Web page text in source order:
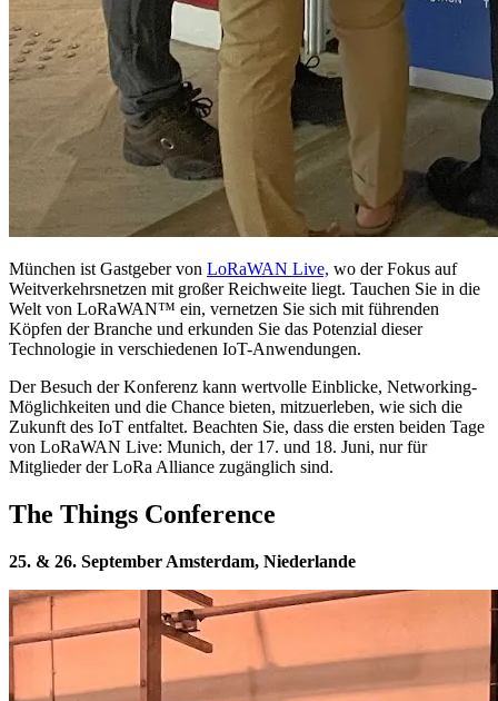
München ist Gastgeber von LoRaWAN Live, wo der Fokus auf
Weitverkehrsnetzen mit großer Reichweite liegt. Tauchen Sie in die
Welt von LoRaWAN™ ein, vernetzen Sie sich mit führenden
Köpfen der Branche und erkunden Sie das Potenzial dieser
Technologie in verschiedenen IoT-Anwendungen.
Der Besuch der Konferenz kann wertvolle Einblicke, Networking-
Möglichkeiten und die Chance bieten, mitzuerleben, wie sich die
Zukunft des IoT entfaltet. Beachten Sie, dass die ersten beiden Tage
von LoRaWAN Live: Munich, der 17. und 18. Juni, nur für
Mitglieder der LoRa Alliance zugänglich sind.
The Things Conference
25. & 26. September Amsterdam, Niederlande